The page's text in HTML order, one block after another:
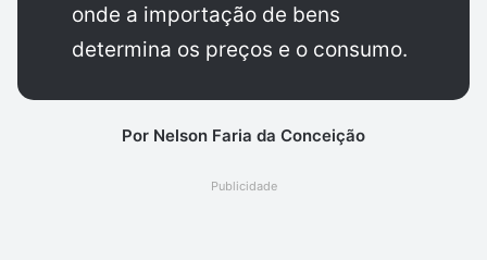
onde a importação de bens
determina os preços e o consumo.
Por Nelson Faria da Conceição
Publicidade